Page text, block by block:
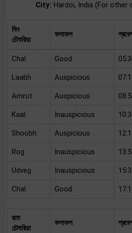
City: Hardoi, India (For other
দিন
চৌঘরিয়া
ফলাফল
Chal Good
Laabh Auspicious
Amrut Auspicious
Kaal Inauspicious
Shoobh Auspicious
Rog Inauspicious
Udveg Inauspicious
Chal Good
রাত
চৌঘরিয়া
ফলাফল